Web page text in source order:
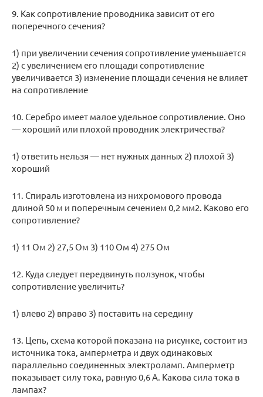
9. Как сопротивление проводника зависит от его
поперечного сечения?
1) при увеличении сечения сопротивление уменьшается
2) с увеличением его площади сопротивление
увеличивается 3) изменение площади сечения не влияет
на сопротивление
10. Серебро имеет малое удельное сопротивление. Оно
— хороший или плохой проводник электричества?
1) ответить нельзя — нет нужных данных 2) плохой 3)
хороший
11. Спираль изготовлена из нихромового провода
длиной 50 м и поперечным сечением 0,2 мм2. Каково его
сопротивление?
1) 11 Ом 2) 27,5 Ом 3) 110 Ом 4) 275 Ом
12. Куда следует передвинуть ползунок, чтобы
сопротивление увеличить?
1) влево 2) вправо 3) поставить на середину
13. Цепь, схема которой показана на рисунке, состоит из
источника тока, амперметра и двух одинаковых
параллельно соединенных электроламп. Амперметр
показывает силу тока, равную 0,6 А. Какова сила тока в
лампах?